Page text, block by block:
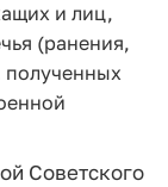
и лиц,
(ранения,
полученных
Советского